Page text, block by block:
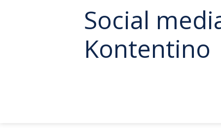
Social
Kontentino